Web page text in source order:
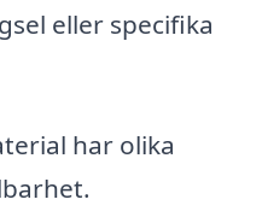
eller specifika
har olika